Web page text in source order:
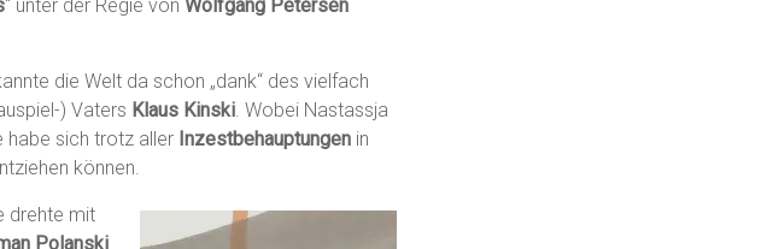
“ unter der Regie von Wolfgang Petersen
die Welt da schon „dank“ des vielfach
) Vaters Klaus Kinski. Wobei Nastassja
habe sich trotz aller Inzestbehauptungen in
können.
drehte mit
Polanski